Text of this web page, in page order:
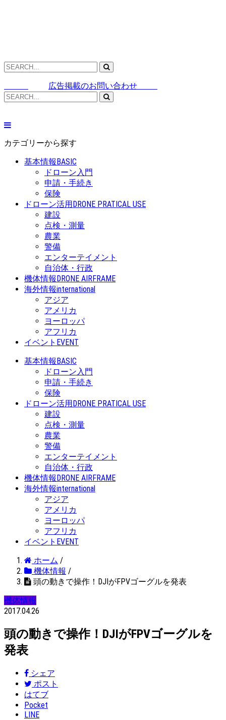
広告掲載のお問い合わせ
カテゴリーから探す
基本情報BASIC
ドローン入門
申請・手続き
保険
ドローン活用DRONE PRATICAL USE
建設
点検・測量
農業
警備
エンターテイメント
自治体・行政
機体情報DRONE AIRFRAME
海外情報international
アジア
アメリカ
ヨーロッパ
アフリカ
イベント EVENT
基本情報BASIC
ドローン入門
申請・手続き
保険
ドローン活用DRONE PRATICAL USE
建設
点検・測量
農業
警備
エンターテイメント
自治体・行政
機体情報DRONE AIRFRAME
海外情報international
アジア
アメリカ
ヨーロッパ
アフリカ
イベント EVENT
ホーム /
機体情報 /
頭の動きで操作！DJIがFPVゴーグルを発表
機体情報
2017.04.26
頭の動きで操作！DJIがFPVゴーグルを
発表
シェア
ポスト
はてブ
Pocket
LINE